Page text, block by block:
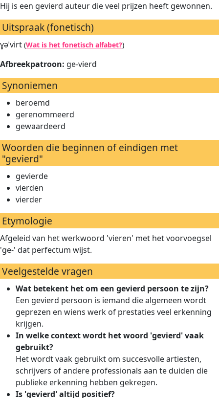
Hij is een gevierd auteur die veel prijzen heeft gewonnen.
Uitspraak (fonetisch)
ɣəˈvirt (Wat is het fonetisch alfabet?)
Afbreekpatroon: ge-vierd
Synoniemen
beroemd
gerenommeerd
gewaardeerd
Woorden die beginnen of eindigen met
"gevierd"
gevierde
vierden
vierder
Etymologie
Afgeleid van het werkwoord 'vieren' met het voorvoegsel
'ge-' dat perfectum wijst.
Veelgestelde vragen
Wat betekent het om een gevierd persoon te zijn?
Een gevierd persoon is iemand die algemeen wordt
geprezen en wiens werk of prestaties veel erkenning
krijgen.
In welke context wordt het woord 'gevierd' vaak
gebruikt?
Het wordt vaak gebruikt om succesvolle artiesten,
schrijvers of andere professionals aan te duiden die
publieke erkenning hebben gekregen.
Is 'gevierd' altijd positief?